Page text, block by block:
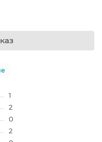
1
2
0
2